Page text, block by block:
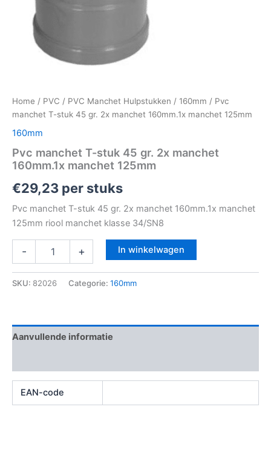
Home / PVC / PVC Manchet Hulpstukken / 160mm / Pvc
manchet T-stuk 45 gr. 2x manchet 160mm.1x manchet 125mm
160mm
Pvc manchet T-stuk 45 gr. 2x manchet
160mm.1x manchet 125mm
€29,23 per stuks
Pvc manchet T-stuk 45 gr. 2x manchet 160mm.1x manchet
125mm riool manchet klasse 34/SN8
- + In winkelwagen
SKU: 82026 Categorie: 160mm
Aanvullende informatie
EAN-code